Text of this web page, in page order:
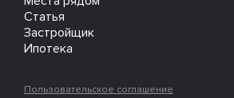
Статья
Застройщик
Ипотека
Пользовательское соглашение